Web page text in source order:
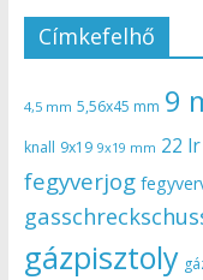
Címkefelhő
4,5 mm 5,56x45 mm 9
knall 9x19 9x19 mm 22 lr
fegyverjog
gázpisztoly